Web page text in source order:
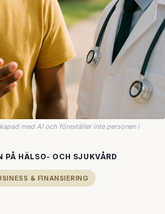
med AI och föreställer inte personen i
PÅ HÄLSO- OCH SJUKVÅRD
& FINANSIERING